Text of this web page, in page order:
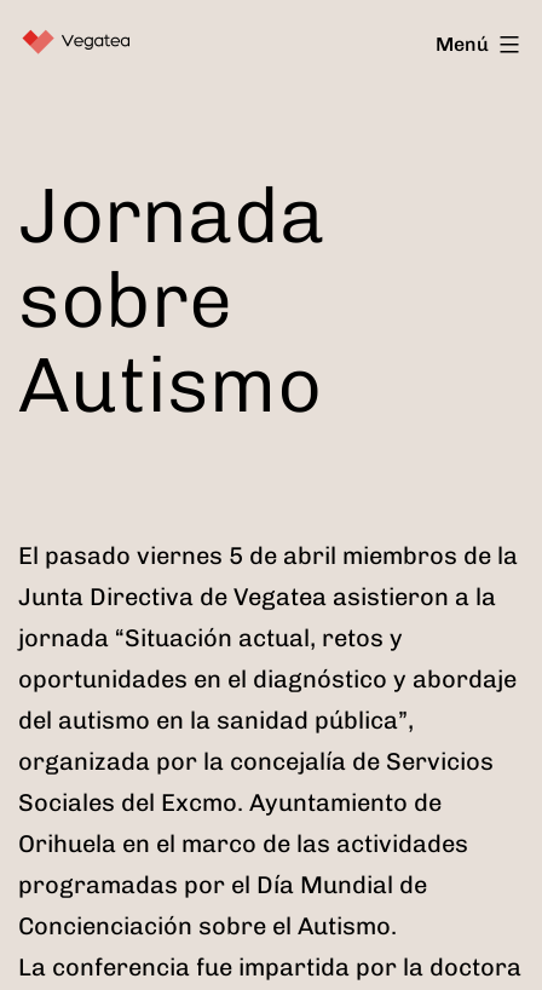
Vegatea Menú
Jornada
sobre
Autismo
El pasado viernes 5 de abril miembros de la
Junta Directiva de Vegatea asistieron a la
jornada “Situación actual, retos y
oportunidades en el diagnóstico y abordaje
del autismo en la sanidad pública”,
organizada por la concejalía de Servicios
Sociales del Excmo. Ayuntamiento de
Orihuela en el marco de las actividades
programadas por el Día Mundial de
Concienciación sobre el Autismo.
La conferencia fue impartida por la doctora